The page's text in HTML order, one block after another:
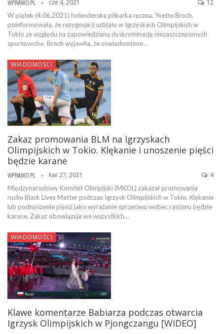
WPRAWO.PL cze 4, 2021 12
W piątek (4.06.2021) holenderska piłkarka ręczna, Yvette Broch,
poinformowała, że rezygnuje z udziału w Igrzyskach Olimpijskich w
Tokio ze względu na zapowiedzianą dyskryminację niezaszczepionych
sportowców. Broch wyjawiła, że uświadomiono…
WIADOMOŚCI
Zakaz promowania BLM na Igrzyskach
Olimpijskich w Tokio. Klękanie i unoszenie pięści
będzie karane
WPRAWO.PL kwi 27, 2021 4
Międzynarodowy Komitet Olimpijski (MKOL) zakazał promowania
ruchu Black Lives Matter podczas Igrzysk Olimpijskich w Tokio. Klękanie
lub podnoszenie pięści jako wyrażanie sprzeciwu wobec rasizmu będzie
karane. Zakaz obowiązuje we wszystkich…
WIADOMOŚCI
Klawe komentarze Babiarza podczas otwarcia
Igrzysk Olimpijskich w Pjongczangu [WIDEO]